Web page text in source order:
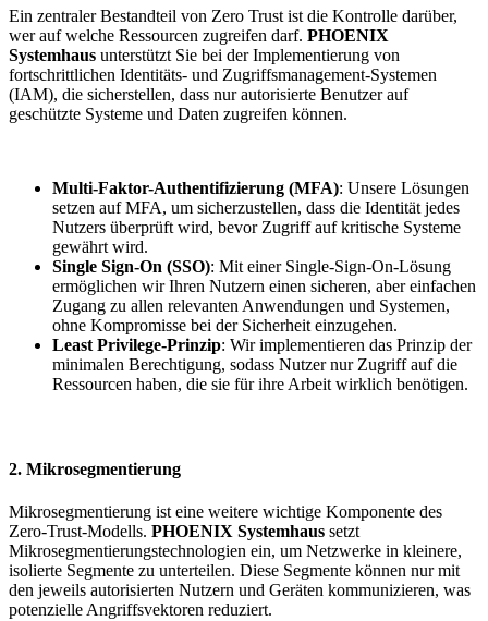
Ein zentraler Bestandteil von Zero Trust ist die Kontrolle darüber,
wer auf welche Ressourcen zugreifen darf. PHOENIX
Systemhaus unterstützt Sie bei der Implementierung von
fortschrittlichen Identitäts- und Zugriffsmanagement-Systemen
(IAM), die sicherstellen, dass nur autorisierte Benutzer auf
geschützte Systeme und Daten zugreifen können.
Multi-Faktor-Authentifizierung (MFA): Unsere Lösungen
setzen auf MFA, um sicherzustellen, dass die Identität jedes
Nutzers überprüft wird, bevor Zugriff auf kritische Systeme
gewährt wird.
Single Sign-On (SSO): Mit einer Single-Sign-On-Lösung
ermöglichen wir Ihren Nutzern einen sicheren, aber einfachen
Zugang zu allen relevanten Anwendungen und Systemen,
ohne Kompromisse bei der Sicherheit einzugehen.
Least Privilege-Prinzip: Wir implementieren das Prinzip der
minimalen Berechtigung, sodass Nutzer nur Zugriff auf die
Ressourcen haben, die sie für ihre Arbeit wirklich benötigen.
2. Mikrosegmentierung
Mikrosegmentierung ist eine weitere wichtige Komponente des
Zero-Trust-Modells. PHOENIX Systemhaus setzt
Mikrosegmentierungstechnologien ein, um Netzwerke in kleinere,
isolierte Segmente zu unterteilen. Diese Segmente können nur mit
den jeweils autorisierten Nutzern und Geräten kommunizieren, was
potenzielle Angriffsvektoren reduziert.